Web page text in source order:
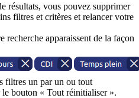
résultats, vous pouvez supprimer
filtres et critères et relancer votre
recherche apparaissent de la façon
filtres un par un ou tout
bouton « Tout réinitialiser ».